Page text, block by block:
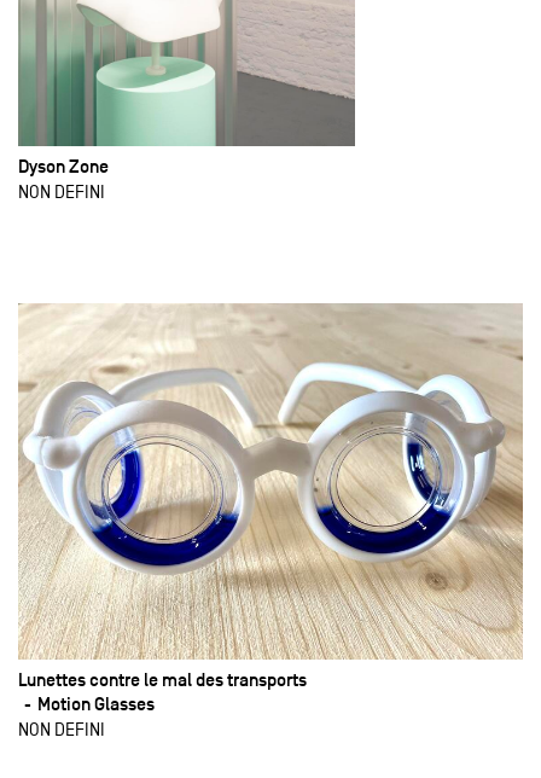
Dyson Zone
NON DEFINI
Lunettes contre le mal des transports
Motion Glasses
NON DEFINI